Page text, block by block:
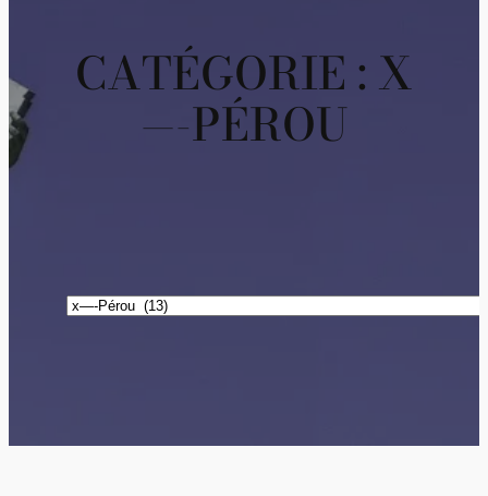
CATÉGORIE : X
—-PÉROU
Catégories